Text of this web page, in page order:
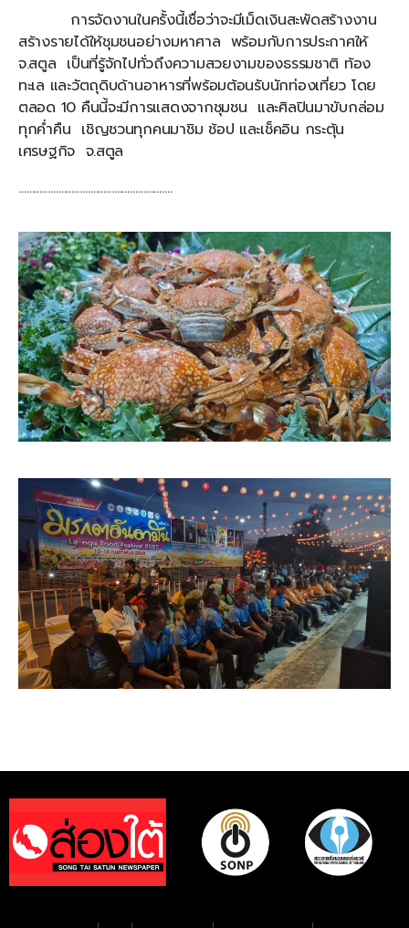
การจัดงานในครั้งนี้เชื่อว่าจะมีเม็ดเงินสะพัดสร้างงาน
สร้างรายได้ให้ชุมชนอย่างมหาศาล พร้อมกับการประกาศให้
จ.สตูล เป็นที่รู้จักไปทั่วถึงความสวยงามของธรรมชาติ ท้อง
ทะเล และวัตถุดิบด้านอาหารที่พร้อมต้อนรับนักท่องเที่ยว โดย
ตลอด 10 คืนนี้จะมีการแสดงจากชุมชน และศิลปินมาขับกล่อม
ทุกค่ำคืน เชิญชวนทุกคนมาชิม ช้อป และเช็คอิน กระตุ้น
เศรษฐกิจ จ.สตูล
………………………………………………….